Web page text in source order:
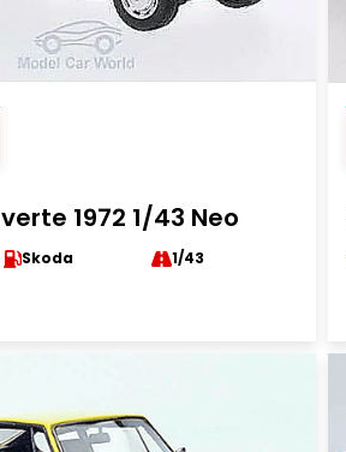
verte 1972 1/43 Neo
Skoda 1/43